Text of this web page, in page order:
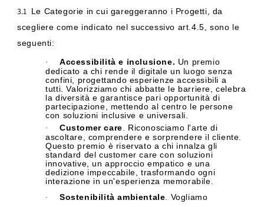
3.1 Le Categorie in cui gareggeranno i Progetti, da
scegliere come indicato nel successivo art.4.5, sono le
seguenti:
· Accessibilità e inclusione. Un premio
dedicato a chi rende il digitale un luogo senza
confini, progettando esperienze accessibili a
tutti. Valorizziamo chi abbatte le barriere, celebra
la diversità e garantisce pari opportunità di
partecipazione, mettendo al centro le persone
con soluzioni inclusive e universali.
· Customer care . Riconosciamo l'arte di
ascoltare, comprendere e sorprendere il cliente.
Questo premio è riservato a chi innalza gli
standard del customer care con soluzioni
innovative, un approccio empatico e una
dedizione impeccabile, trasformando ogni
interazione in un'esperienza memorabile.
· Sostenibilità ambientale . Vogliamo